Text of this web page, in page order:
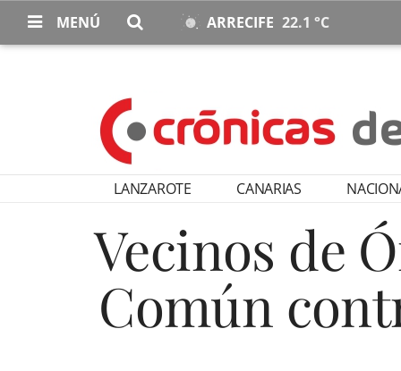
MENÚ ARRECIFE 22.1 °C
LANZAROTE CANARIAS
Vecinos de
Común